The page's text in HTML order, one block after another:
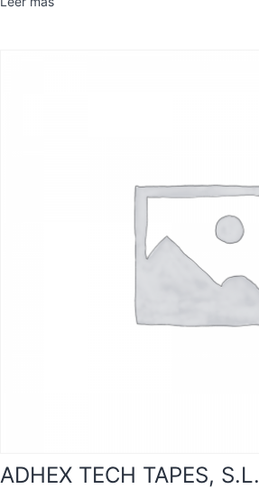
ADHEX TECH TAPES, S.L.